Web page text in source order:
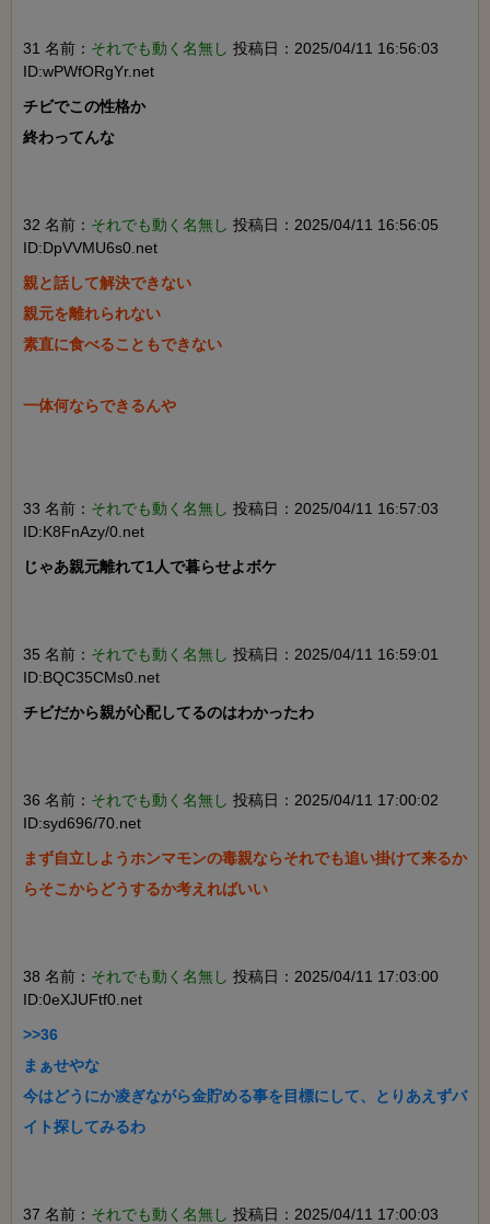
31 名前： それでも動く名無し 投稿日：2025/04/11 16:56:03
ID:wPWfORgYr.net
チビでこの性格か
終わってんな
32 名前： それでも動く名無し 投稿日：2025/04/11 16:56:05
ID:DpVVMU6s0.net
親と話して解決できない
親元を離れられない
素直に食べることもできない
一体何ならできるんや
33 名前： それでも動く名無し 投稿日：2025/04/11 16:57:03
ID:K8FnAzy/0.net
じゃあ親元離れて1人で暮らせよボケ
35 名前： それでも動く名無し 投稿日：2025/04/11 16:59:01
ID:BQC35CMs0.net
チビだから親が心配してるのはわかったわ
36 名前： それでも動く名無し 投稿日：2025/04/11 17:00:02
ID:syd696/70.net
まず自立しようホンマモンの毒親ならそれでも追い掛けて来るか
らそこからどうするか考えればいい
38 名前： それでも動く名無し 投稿日：2025/04/11 17:03:00
ID:0eXJUFtf0.net
>>36
まぁせやな
今はどうにか凌ぎながら金貯める事を目標にして、とりあえずバ
イト探してみるわ
37 名前： それでも動く名無し 投稿日：2025/04/11 17:00:03